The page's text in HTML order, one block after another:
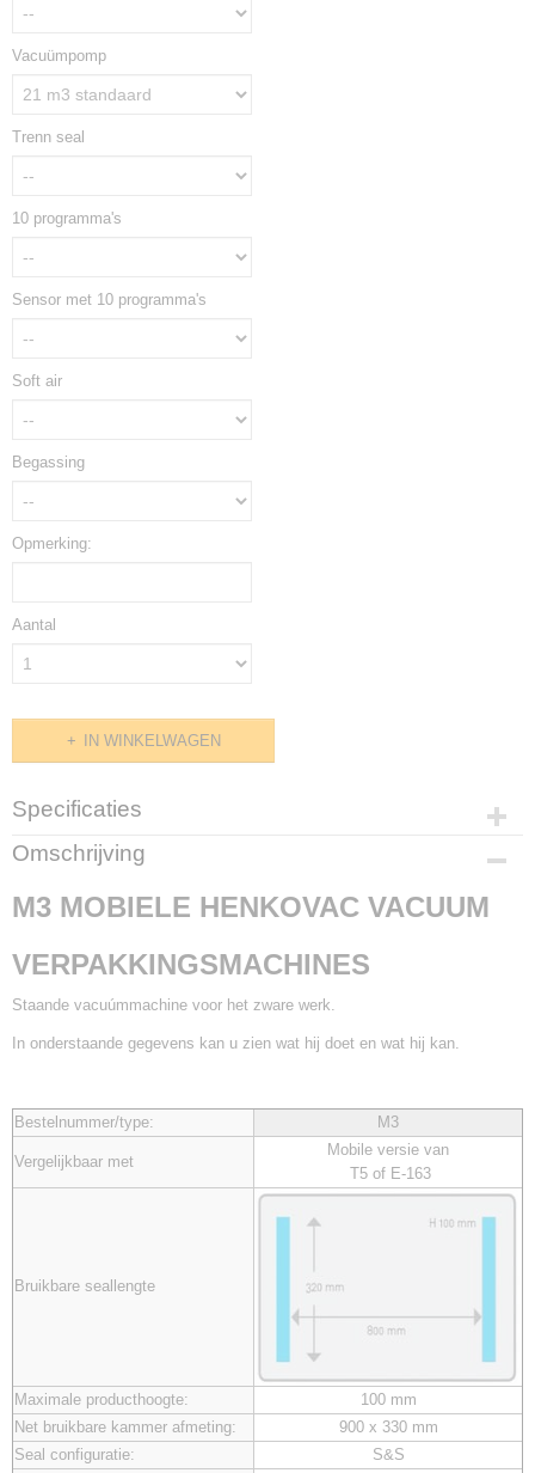
Vacuümpomp
Trenn seal
10 programma's
Sensor met 10 programma's
Soft air
Begassing
Opmerking:
Aantal
IN WINKELWAGEN
Specificaties
Productcode
Omschrijving
M3 MOBIELE HENKOVAC VACUUM
VERPAKKINGSMACHINES
Staande vacuúmmachine voor het zware werk.
In onderstaande gegevens kan u zien wat hij doet en wat hij kan.
Bestelnummer/type: M3
Vergelijkbaar met
Mobile versie van
T5 of E-163
Bruikbare seallengte
Maximale producthoogte:
100 mm
Net bruikbare kammer afmeting:
900 x 330 mm
Seal configuratie:
S&S